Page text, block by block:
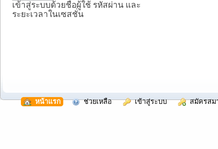
เข้าสู่ระบบด้วยชื่อผู้ใช้ รหัสผ่าน และ
ระยะเวลาในเซสชั่น
หน้าแรก ช่วยเหลือ เข้าสู่ระบบ สมัครสม